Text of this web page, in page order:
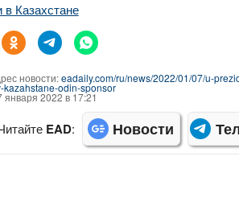
в Казахстане
новости:eadaily.com/ru/news/2022/01/07/u-
kazahstane-odin-sponsor
января 2022 в 17:21
EAD: Новости